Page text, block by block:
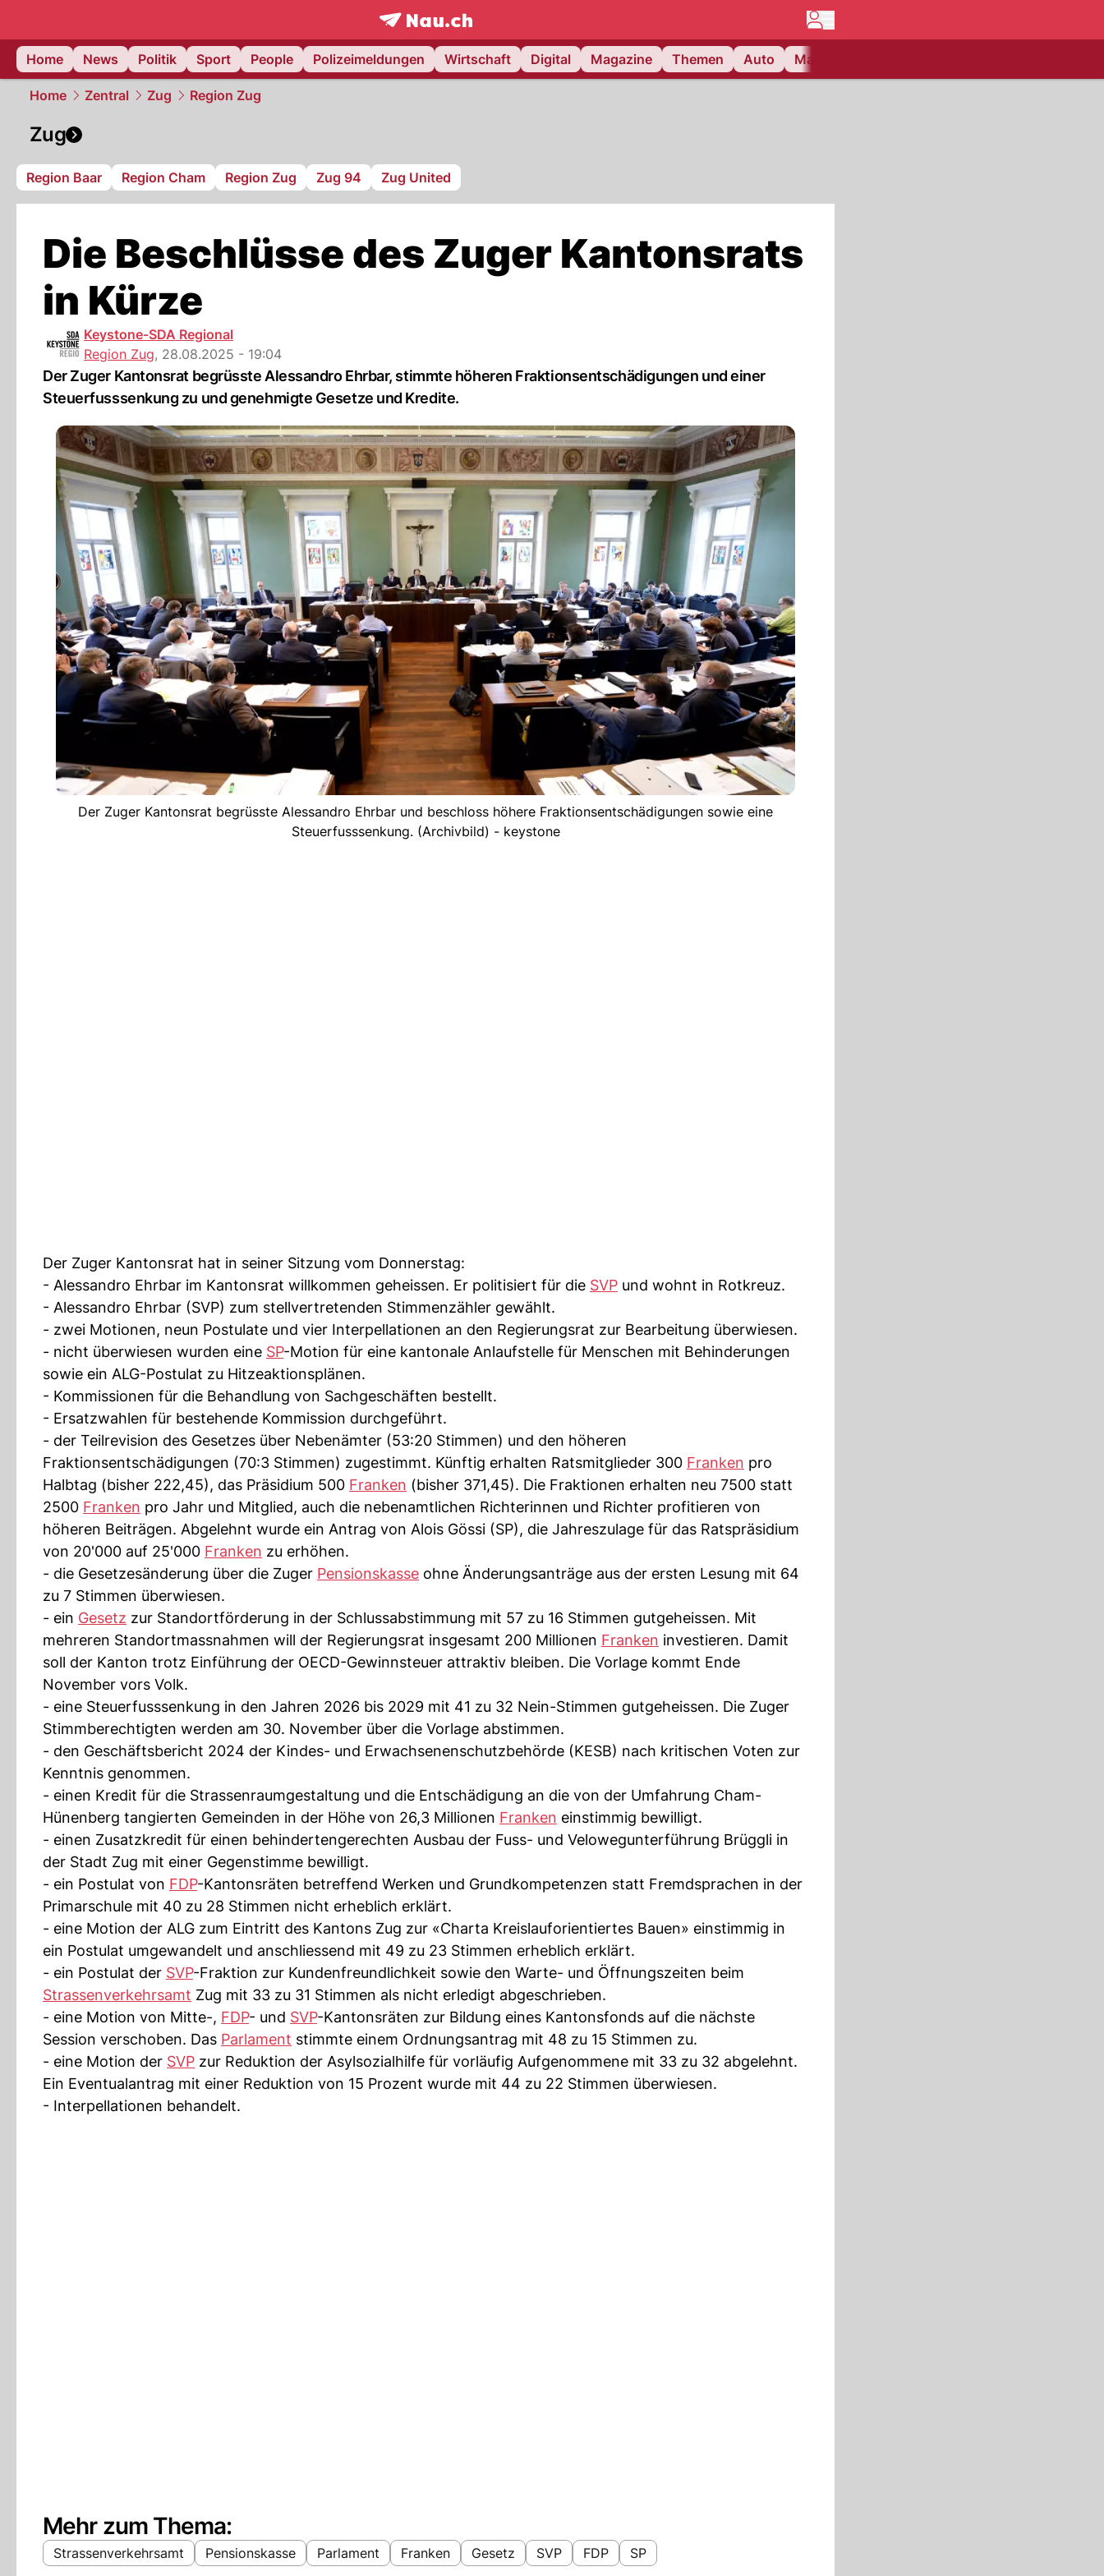
frontpage.NAU.ch
Home
News Politik Sport People Polizeimeldungen Wirtschaft Digital Magazine Themen Auto Matchcenter
Home Zentral Zug Region Zug
Zug
Region Baar Region Cham Region Zug Zug 94 Zug United
Die Beschlüsse des Zuger Kantonsrats
in Kürze
Keystone-SDA Regional
Region Zug, 28.08.2025 - 19:04
Der Zuger Kantonsrat begrüsste Alessandro Ehrbar, stimmte höheren Fraktionsentschädigungen und einer
Steuerfusssenkung zu und genehmigte Gesetze und Kredite.
Der Zuger Kantonsrat begrüsste Alessandro Ehrbar und beschloss höhere Fraktionsentschädigungen sowie eine
Steuerfusssenkung. (Archivbild) - keystone
Der Zuger Kantonsrat hat in seiner Sitzung vom Donnerstag:
- Alessandro Ehrbar im Kantonsrat willkommen geheissen. Er politisiert für die SVP und wohnt in Rotkreuz.
- Alessandro Ehrbar (SVP) zum stellvertretenden Stimmenzähler gewählt.
- zwei Motionen, neun Postulate und vier Interpellationen an den Regierungsrat zur Bearbeitung überwiesen.
- nicht überwiesen wurden eine SP-Motion für eine kantonale Anlaufstelle für Menschen mit Behinderungen
sowie ein ALG-Postulat zu Hitzeaktionsplänen.
- Kommissionen für die Behandlung von Sachgeschäften bestellt.
- Ersatzwahlen für bestehende Kommission durchgeführt.
- der Teilrevision des Gesetzes über Nebenämter (53:20 Stimmen) und den höheren
Fraktionsentschädigungen (70:3 Stimmen) zugestimmt. Künftig erhalten Ratsmitglieder 300 Franken pro
Halbtag (bisher 222,45), das Präsidium 500 Franken (bisher 371,45). Die Fraktionen erhalten neu 7500 statt
2500 Franken pro Jahr und Mitglied, auch die nebenamtlichen Richterinnen und Richter profitieren von
höheren Beiträgen. Abgelehnt wurde ein Antrag von Alois Gössi (SP), die Jahreszulage für das Ratspräsidium
von 20'000 auf 25'000 Franken zu erhöhen.
- die Gesetzesänderung über die Zuger Pensionskasse ohne Änderungsanträge aus der ersten Lesung mit 64
zu 7 Stimmen überwiesen.
- ein Gesetz zur Standortförderung in der Schlussabstimmung mit 57 zu 16 Stimmen gutgeheissen. Mit
mehreren Standortmassnahmen will der Regierungsrat insgesamt 200 Millionen Franken investieren. Damit
soll der Kanton trotz Einführung der OECD-Gewinnsteuer attraktiv bleiben. Die Vorlage kommt Ende
November vors Volk.
- eine Steuerfusssenkung in den Jahren 2026 bis 2029 mit 41 zu 32 Nein-Stimmen gutgeheissen. Die Zuger
Stimmberechtigten werden am 30. November über die Vorlage abstimmen.
- den Geschäftsbericht 2024 der Kindes- und Erwachsenenschutzbehörde (KESB) nach kritischen Voten zur
Kenntnis genommen.
- einen Kredit für die Strassenraumgestaltung und die Entschädigung an die von der Umfahrung Cham-
Hünenberg tangierten Gemeinden in der Höhe von 26,3 Millionen Franken einstimmig bewilligt.
- einen Zusatzkredit für einen behindertengerechten Ausbau der Fuss- und Velowegunterführung Brüggli in
der Stadt Zug mit einer Gegenstimme bewilligt.
- ein Postulat von FDP-Kantonsräten betreffend Werken und Grundkompetenzen statt Fremdsprachen in der
Primarschule mit 40 zu 28 Stimmen nicht erheblich erklärt.
- eine Motion der ALG zum Eintritt des Kantons Zug zur «Charta Kreislauforientiertes Bauen» einstimmig in
ein Postulat umgewandelt und anschliessend mit 49 zu 23 Stimmen erheblich erklärt.
- ein Postulat der SVP-Fraktion zur Kundenfreundlichkeit sowie den Warte- und Öffnungszeiten beim
Strassenverkehrsamt Zug mit 33 zu 31 Stimmen als nicht erledigt abgeschrieben.
- eine Motion von Mitte-, FDP- und SVP-Kantonsräten zur Bildung eines Kantonsfonds auf die nächste
Session verschoben. Das Parlament stimmte einem Ordnungsantrag mit 48 zu 15 Stimmen zu.
- eine Motion der SVP zur Reduktion der Asylsozialhilfe für vorläufig Aufgenommene mit 33 zu 32 abgelehnt.
Ein Eventualantrag mit einer Reduktion von 15 Prozent wurde mit 44 zu 22 Stimmen überwiesen.
- Interpellationen behandelt.
Mehr zum Thema:
Strassenverkehrsamt Pensionskasse Parlament Franken Gesetz SVP FDP SP